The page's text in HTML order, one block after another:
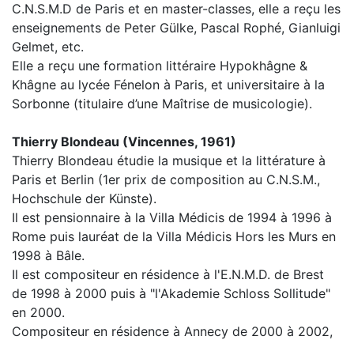
C.N.S.M.D de Paris et en master-classes, elle a reçu les
enseignements de Peter Gülke, Pascal Rophé, Gianluigi
Gelmet, etc.
Elle a reçu une formation littéraire Hypokhâgne &
Khâgne au lycée Fénelon à Paris, et universitaire à la
Sorbonne (titulaire d’une Maîtrise de musicologie).
Thierry Blondeau (Vincennes, 1961)
Thierry Blondeau étudie la musique et la littérature à
Paris et Berlin (1er prix de composition au C.N.S.M.,
Hochschule der Künste).
Il est pensionnaire à la Villa Médicis de 1994 à 1996 à
Rome puis lauréat de la Villa Médicis Hors les Murs en
1998 à Bâle.
Il est compositeur en résidence à l'E.N.M.D. de Brest
de 1998 à 2000 puis à "l'Akademie Schloss Sollitude"
en 2000.
Compositeur en résidence à Annecy de 2000 à 2002,